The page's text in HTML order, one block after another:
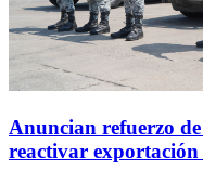
Anuncian refuerzo
reactivar exportación